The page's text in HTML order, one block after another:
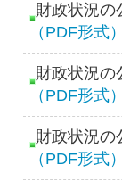
財政状況の
（PDF形式）
財政状況の
（PDF形式）
財政状況の
（PDF形式）